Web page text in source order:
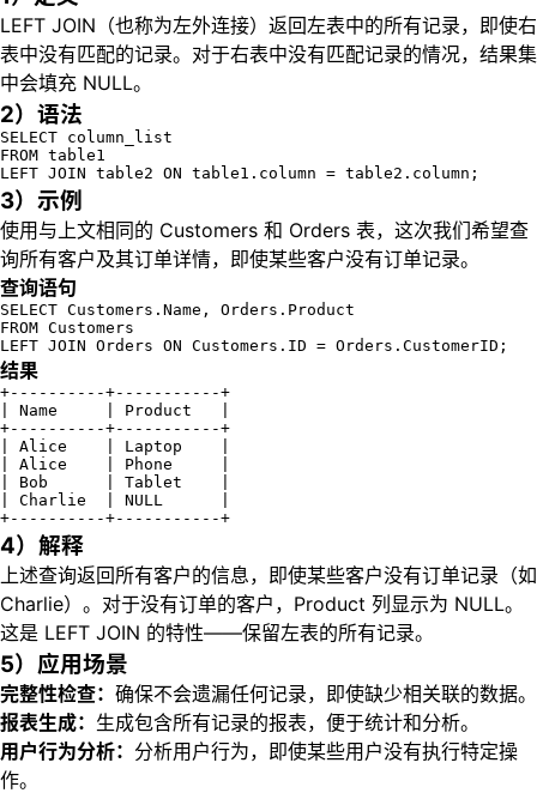
LEFT JOIN（也称为左外连接）返回左表中的所有记录，即使右
表中没有匹配的记录。对于右表中没有匹配记录的情况，结果集
中会填充 NULL。
2）语法
SELECT column_list
FROM table1
LEFT JOIN table2 ON table1.column = table2.column;
3）示例
使用与上文相同的 Customers 和 Orders 表，这次我们希望查
询所有客户及其订单详情，即使某些客户没有订单记录。
查询语句
SELECT Customers.Name, Orders.Product
FROM Customers
LEFT JOIN Orders ON Customers.ID = Orders.CustomerID;
结果
+----------+-----------+
| Name     | Product   |
+----------+-----------+
| Alice    | Laptop    |
| Alice    | Phone     |
| Bob      | Tablet    |
| Charlie  | NULL      |
+----------+-----------+
4）解释
上述查询返回所有客户的信息，即使某些客户没有订单记录（如
Charlie）。对于没有订单的客户，Product 列显示为 NULL。
这是 LEFT JOIN 的特性——保留左表的所有记录。
5）应用场景
完整性检查： 确保不会遗漏任何记录，即使缺少相关联的数据。
报表生成： 生成包含所有记录的报表，便于统计和分析。
用户行为分析： 分析用户行为，即使某些用户没有执行特定操
作。